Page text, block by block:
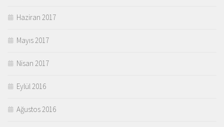
Haziran 2017
Mayıs 2017
Nisan 2017
Eylül 2016
Ağustos 2016